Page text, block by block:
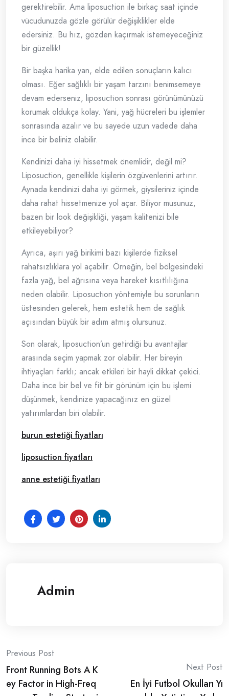
gerektirebilir. Ama liposuction ile birkaç saat içinde
vücudunuzda gözle görülür değişiklikler elde
edersiniz. Bu hız, gözden kaçırmak istemeyeceğiniz
bir güzellik!
Bir başka harika yan, elde edilen sonuçların kalıcı
olması. Eğer sağlıklı bir yaşam tarzını benimsemeye
devam ederseniz, liposuction sonrası görünümünüzü
korumak oldukça kolay. Yani, yağ hücreleri bu işlemler
sonrasında azalır ve bu sayede uzun vadede daha
ince bir beliniz olabilir.
Kendinizi daha iyi hissetmek önemlidir, değil mi?
Liposuction, genellikle kişilerin özgüvenlerini artırır.
Aynada kendinizi daha iyi görmek, giysileriniz içinde
daha rahat hissetmenize yol açar. Biliyor musunuz,
bazen bir look değişikliği, yaşam kalitenizi bile
etkileyebiliyor?
Ayrıca, aşırı yağ birikimi bazı kişilerde fiziksel
rahatsızlıklara yol açabilir. Örneğin, bel bölgesindeki
fazla yağ, bel ağrısına veya hareket kısıtlılığına
neden olabilir. Liposuction yöntemiyle bu sorunların
üstesinden gelerek, hem estetik hem de sağlık
açısından büyük bir adım atmış olursunuz.
Son olarak, liposuction’un getirdiği bu avantajlar
arasında seçim yapmak zor olabilir. Her bireyin
ihtiyaçları farklı; ancak etkileri bir hayli dikkat çekici.
Daha ince bir bel ve fit bir görünüm için bu işlemi
düşünmek, kendinize yapacağınız en güzel
yatırımlardan biri olabilir.
burun estetiği fiyatları
liposuction fiyatları
anne estetiği fiyatları
Admin
Post
navigation
Previous Post
Front Running Bots A K
ey Factor in High-Freq
Next Post
En İyi Futbol Okulları Yı